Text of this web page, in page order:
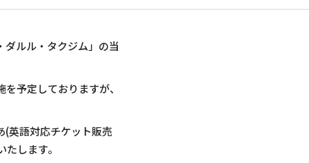
ルル・タクジム」の当
予定しておりますが、
(英語対応チケット販売
します。